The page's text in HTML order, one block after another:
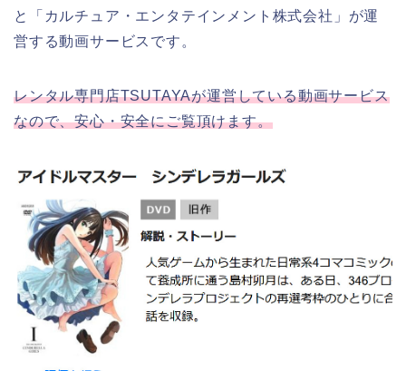
と「カルチュア・エンタテインメント株式会社」が運
営する動画サービスです。
レンタル専門店TSUTAYAが運営している動画サービス
なので、安心・安全にご覧頂けます。